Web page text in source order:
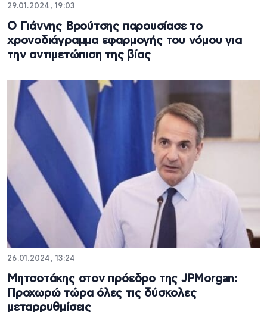
29.01.2024, 19:03
Ο Γιάννης Βρούτσης παρουσίασε το
χρονοδιάγραμμα εφαρμογής του νόμου για
την αντιμετώπιση της βίας
26.01.2024, 13:24
Μητσοτάκης στον πρόεδρο της JPMorgan:
Προχωρώ τώρα όλες τις δύσκολες
μεταρρυθμίσεις